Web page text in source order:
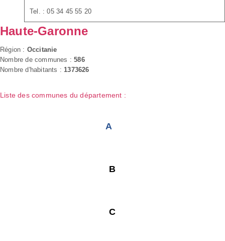
Tel. : 05 34 45 55 20
Haute-Garonne
Région : Occitanie
Nombre de communes :586
Nombre d'habitants : 1373626
Liste des communes du département :
A
B
C